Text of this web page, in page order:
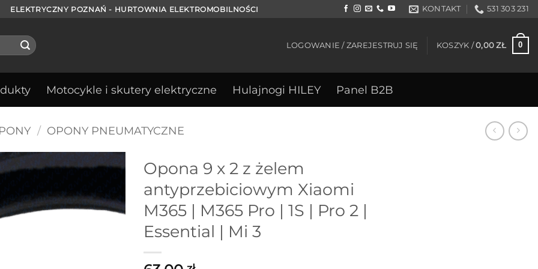
ELEKTRYCZNY POZNAŃ - HURTOWNIA ELEKTROMOBILNOŚCI KONTAKT 531 303 231
LOGOWANIE / ZAREJESTRUJ SIĘ KOSZYK /0,00ZŁ 0
Motocykle i skutery elektryczne Hulajnogi HILEY Panel B2B
/ OPONY PNEUMATYCZNE
Opona 9 x 2 z żelem
antyprzebiciowym Xiaomi
M365 | M365 Pro | 1S | Pro 2 |
Essential | Mi 3